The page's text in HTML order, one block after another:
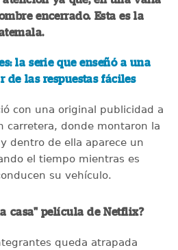
encerrado. Esta es la
la serie que enseñó a una
de las respuestas fáciles
con una original publicidad a
carretera, donde montaron la
dentro de ella aparece un
el tiempo mientras es
su vehículo.
casa" película de Netflix?
queda atrapada